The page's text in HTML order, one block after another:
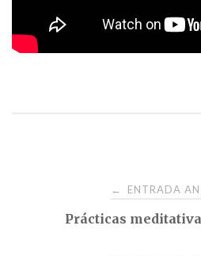
Navegación
← ENTRADA
Prácticas